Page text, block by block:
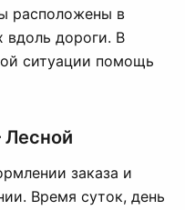
расположены в
вдоль дороги. В
ситуации помощь
заказа и
Время суток, день